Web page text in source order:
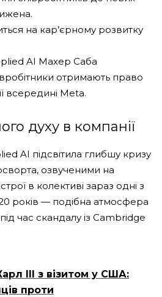
на кар’єрному розвитку
AI Махер Саба
отримають право
всередині Meta.
духу в компанії
AI підсвітила глибшу кризу
озвученими на
в колективі зараз одні з
років — подібна атмосфера
час скандалу із Cambridge
III з візитом у США:
проти